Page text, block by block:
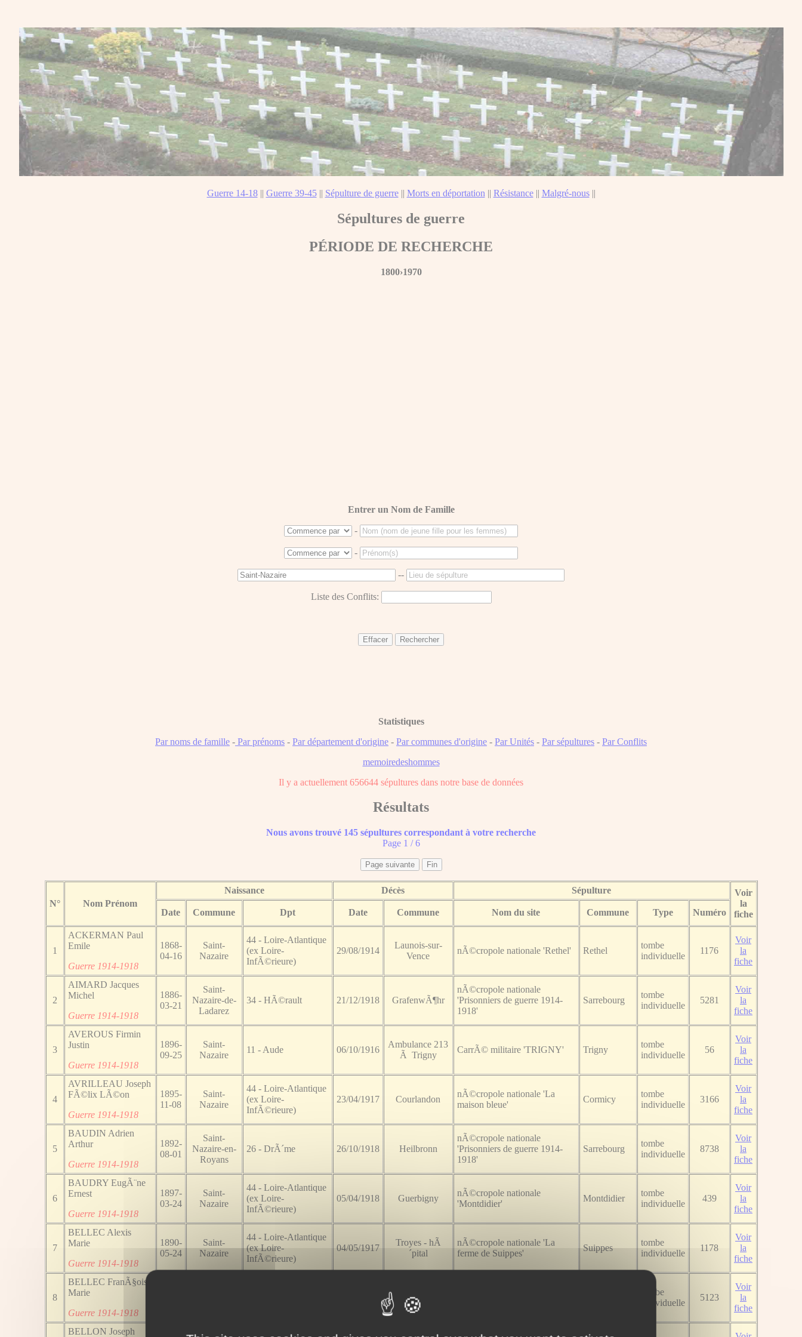
Guerre 14-18|| Guerre 39-45|| Sépulture de guerre|| Morts en déportation || Résistance|| Malgré-nous||
Sépultures de guerre
PÉRIODE DE RECHERCHE
1800›1970
Entrer un Nom de Famille
-
-
--
Liste des Conflits:
Statistiques
Par noms de famille - Par prénoms - Par département d'origine - Par communes d'origine - Par Unités - Par sépultures - Par Conflits
memoiredeshommes
Il y a actuellement 656644 sépultures dans notre base de données
Résultats
Nous avons trouvé 145 sépultures correspondant à votre recherche
Page 1 / 6
N° Nom Prénom
Naissance Décès Sépulture
Voir
la
fiche
Date Commune Dpt Date Commune Nom du site Commune Type Numéro
1
ACKERMAN Paul
Emile
Guerre 1914-1918
1868-
04-16
Saint-
Nazaire
44 - Loire-Atlantique
(ex Loire-
InfÃ©rieure)
29/08/1914
Launois-sur-
Vence
nÃ©cropole nationale 'Rethel' Rethel
tombe
individuelle
1176
Voir
la
fiche
2
AIMARD Jacques
Michel
Guerre 1914-1918
1886-
03-21
Saint-
Nazaire-de-
Ladarez
34 - HÃ©rault 21/12/1918 GrafenwÃ¶hr
nÃ©cropole nationale
'Prisonniers de guerre 1914-
1918'
Sarrebourg
tombe
individuelle
5281
Voir
la
fiche
3
AVEROUS Firmin
Justin
Guerre 1914-1918
1896-
09-25
Saint-
Nazaire
11 - Aude 06/10/1916
Ambulance 213
Ã Trigny
CarrÃ© militaire 'TRIGNY' Trigny
tombe
individuelle
56
Voir
la
fiche
4
AVRILLEAU Joseph
FÃ©lix LÃ©on
Guerre 1914-1918
1895-
11-08
Saint-
Nazaire
44 - Loire-Atlantique
(ex Loire-
InfÃ©rieure)
23/04/1917 Courlandon
nÃ©cropole nationale 'La
maison bleue'
Cormicy
tombe
individuelle
3166
Voir
la
fiche
5
BAUDIN Adrien
Arthur
Guerre 1914-1918
1892-
08-01
Saint-
Nazaire-en-
Royans
26 - DrÃ´me 26/10/1918 Heilbronn
nÃ©cropole nationale
'Prisonniers de guerre 1914-
1918'
Sarrebourg
tombe
individuelle
8738
Voir
la
fiche
6
BAUDRY EugÃ¨ne
Ernest
Guerre 1914-1918
1897-
03-24
Saint-
Nazaire
44 - Loire-Atlantique
(ex Loire-
InfÃ©rieure)
05/04/1918 Guerbigny
nÃ©cropole nationale
'Montdidier'
Montdidier
tombe
individuelle
439
Voir
la
fiche
7
BELLEC Alexis
Marie
Guerre 1914-1918
1890-
05-24
Saint-
Nazaire
44 - Loire-Atlantique
(ex Loire-
InfÃ©rieure)
04/05/1917
Troyes - hÃ
´pital
nÃ©cropole nationale 'La
ferme de Suippes'
Suippes
tombe
individuelle
1178
Voir
la
fiche
8
BELLEC FranÃ§ois
Marie
Guerre 1914-1918
Hurtebise
tombe
individuelle
5123
Voir
la
fiche
BELLON Joseph